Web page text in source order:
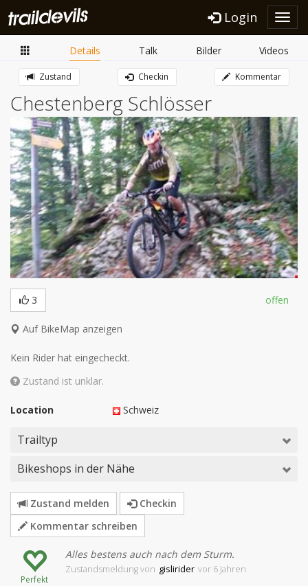
Login
Details Talk Bilder Videos
Zustand Checkin Kommentar
Chestenberg Schlösser
3 offen
Auf BikeMap anzeigen
Kein Rider hat eingecheckt.
Zustand ist unklar.
Location Schweiz
Trailtyp
Bikeshops in der Nähe
Zustand melden
Checkin
Kommentar schreiben
Perfekt
Alles bestens auch nach dem Sturm.
Zustandsmeldungvon gislirider vor 6 Jahren